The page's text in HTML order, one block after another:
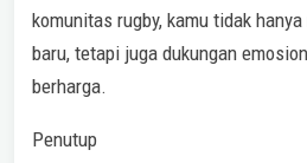
komunitas rugby, kamu tidak
baru, tetapi juga dukungan
berharga.
Penutup